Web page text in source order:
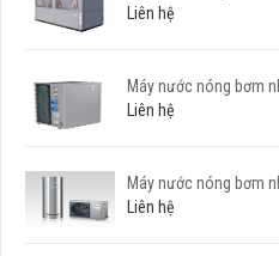
Liên hệ
Máy nước nóng bơm
Liên hệ
Máy nước nóng bơm
Liên hệ